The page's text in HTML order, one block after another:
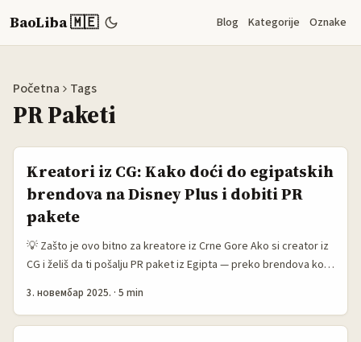
BaoLiba 🇲🇪 Blog Kategorije Oznake
Početna Tags
PR Paketi
Kreatori iz CG: Kako doći do egipatskih
brendova na Disney Plus i dobiti PR
pakete
💡 Zašto je ovo bitno za kreatore iz Crne Gore Ako si creator iz
CG i želiš da ti pošalju PR paket iz Egipta — preko brendova koji
rade sa Disney+ ili ciljaju publiku kroz taj ekosistem — treba ti
realna mapa puta, ne sanjarenje. Disney+ širi timove u Africi
3. новембар 2025. · 5 min